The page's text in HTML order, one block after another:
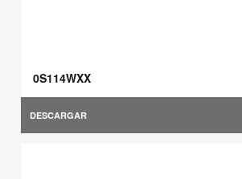
0S114WXX
DESCARGAR